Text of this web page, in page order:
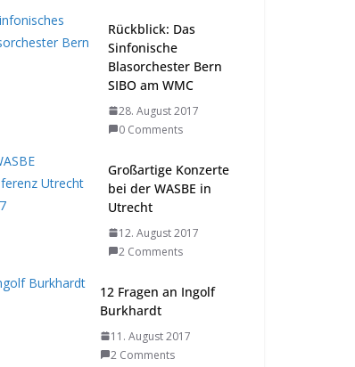
Rückblick: Das
Sinfonische
Blasorchester Bern
SIBO am WMC
28. August 2017
0 Comments
Großartige Konzerte
bei der WASBE in
Utrecht
12. August 2017
2 Comments
12 Fragen an Ingolf
Burkhardt
11. August 2017
2 Comments